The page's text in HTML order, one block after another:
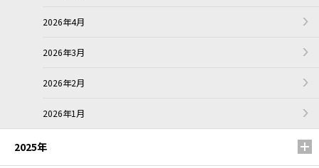
2026年4月
2026年3月
2026年2月
2026年1月
2025年